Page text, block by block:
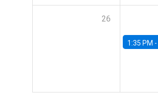
26
1:35 PM -